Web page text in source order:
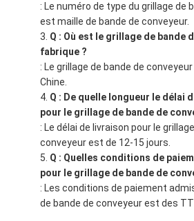
: Le numéro de type du grillage de
est maille de bande de conveyeur.
Q : Où est le grillage de bande
fabrique ?
: Le grillage de bande de
Chine.
Q : De quelle longueur le délai
pour le grillage de bande de
: Le délai de livraison pour le
conveyeur est de 12-15 jours.
Q : Quelles conditions de
pour le grillage de bande de
: Les conditions de paiement
de bande de conveyeur est des